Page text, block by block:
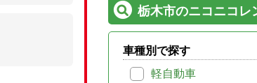
栃木市のニコニコレ
車種別で探す
軽自動車